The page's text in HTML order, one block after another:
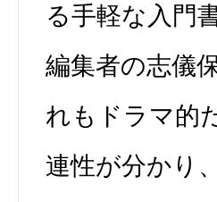
る手軽な入門
編集者の志儀
れもドラマ的
連性が分かり